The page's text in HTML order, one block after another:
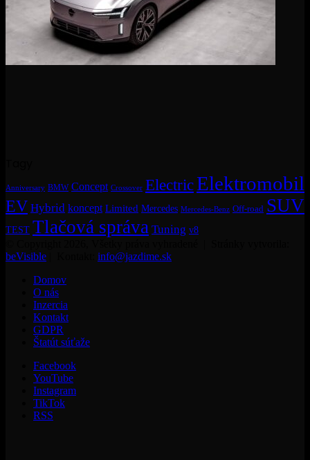
Anniversary BMW Concept Crossover ElectricElektromobil
EV Hybrid koncept Limited Mercedes Mercedes-Benz Off-road SUV
TEST Tlačová správa Tuning v8
beVisible
info@jazdime.sk
Domov
O nás
Inzercia
Kontakt
GDPR
Štatút súťaže
Facebook
YouTube
Instagram
TikTok
RSS